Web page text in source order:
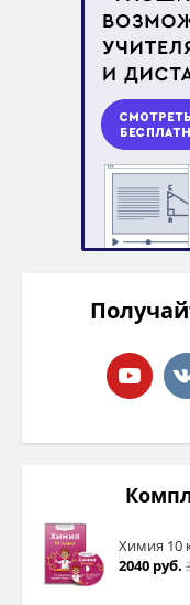
Химия 10
2040 руб.